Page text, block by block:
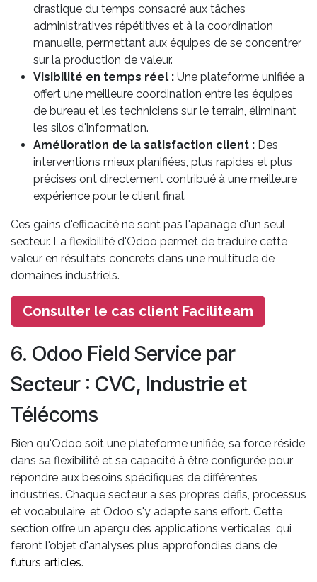
drastique du temps consacré aux tâches
administratives répétitives et à la coordination
manuelle, permettant aux équipes de se concentrer
sur la production de valeur.
Visibilité en temps réel : Une plateforme unifiée a
offert une meilleure coordination entre les équipes
de bureau et les techniciens sur le terrain, éliminant
les silos d'information.
Amélioration de la satisfaction client : Des
interventions mieux planifiées, plus rapides et plus
précises ont directement contribué à une meilleure
expérience pour le client final.
Ces gains d'efficacité ne sont pas l'apanage d'un seul
secteur. La flexibilité d'Odoo permet de traduire cette
valeur en résultats concrets dans une multitude de
domaines industriels.
Consulter le cas client Faciliteam
6. Odoo Field Service par
Secteur : CVC, Industrie et
Télécoms
Bien qu'Odoo soit une plateforme unifiée, sa force réside
dans sa flexibilité et sa capacité à être configurée pour
répondre aux besoins spécifiques de différentes
industries. Chaque secteur a ses propres défis, processus
et vocabulaire, et Odoo s'y adapte sans effort. Cette
section offre un aperçu des applications verticales, qui
feront l'objet d'analyses plus approfondies dans de
futurs articles.